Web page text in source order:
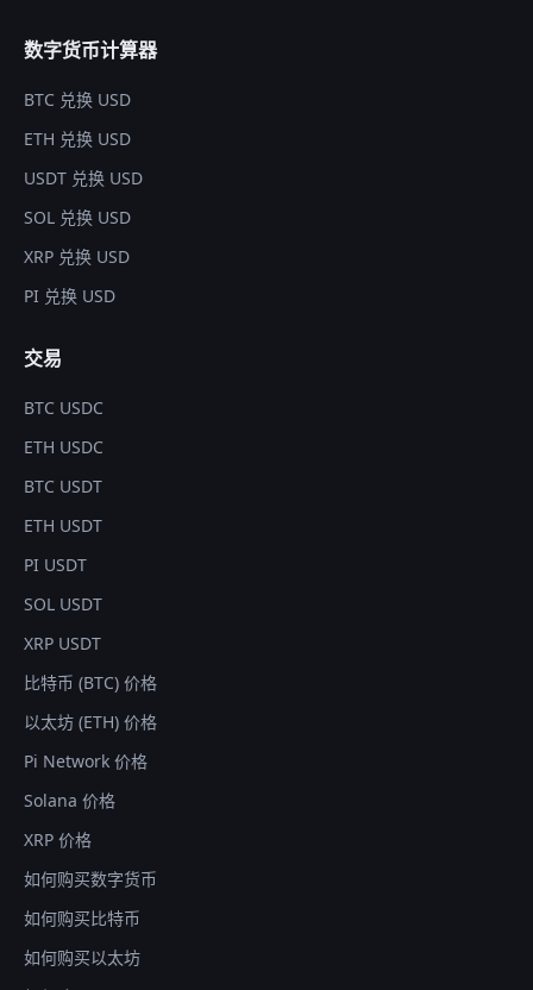
数字货币计算器
BTC 兑换 USD
ETH 兑换 USD
USDT 兑换 USD
SOL 兑换 USD
XRP 兑换 USD
PI 兑换 USD
交易
BTC USDC
ETH USDC
BTC USDT
ETH USDT
PI USDT
SOL USDT
XRP USDT
比特币 (BTC) 价格
以太坊 (ETH) 价格
Pi Network 价格
Solana 价格
XRP 价格
如何购买数字货币
如何购买比特币
如何购买以太坊